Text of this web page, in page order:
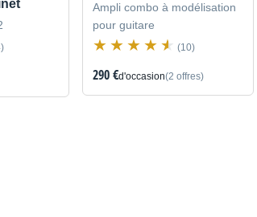
Ampli combo à modélisation
pour guitare
(10)
290 €d'occasion(2 offres)